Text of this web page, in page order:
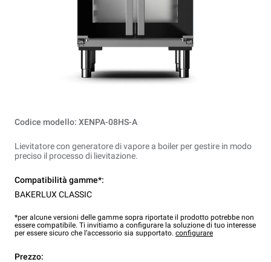
Codice modello: XENPA-08HS-A
Lievitatore con generatore di vapore a boiler per gestire in modo
preciso il processo di lievitazione.
Compatibilità gamme*:
BAKERLUX CLASSIC
*per alcune versioni delle gamme sopra riportate il prodotto potrebbe non
essere compatibile. Ti invitiamo a configurare la soluzione di tuo interesse
per essere sicuro che l’accessorio sia supportato. configurare
Prezzo: